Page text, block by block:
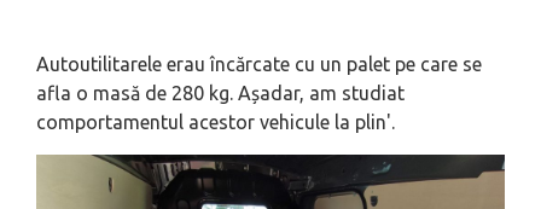
Autoutilitarele erau încărcate cu un palet pe care se
afla o masă de 280 kg. Așadar, am studiat
comportamentul acestor vehicule la plin'.